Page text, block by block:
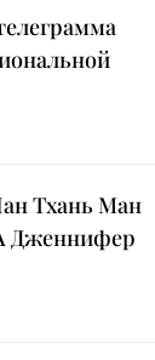
Тхань Ман
Дженнифер